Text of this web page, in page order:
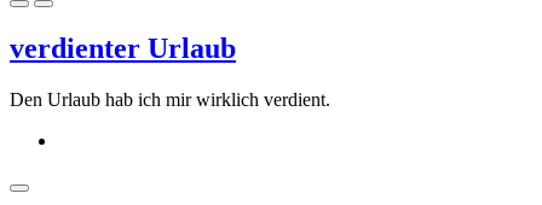
verdienter Urlaub
Den Urlaub hab ich mir wirklich verdient.